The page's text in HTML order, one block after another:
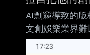
AI剽竊導致的版
文創娛樂業界難
https://